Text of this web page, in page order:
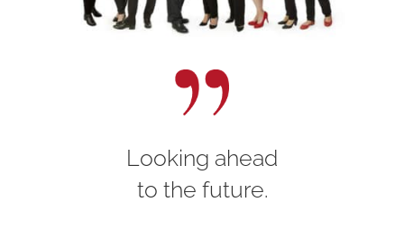
Looking ahead
to the future.